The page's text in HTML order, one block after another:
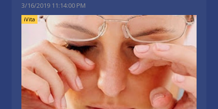
3/16/2019 11:14:00 PM
iVita